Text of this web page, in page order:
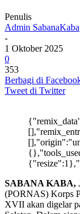
Penulis
Admin SabanaKaba
-
1 Oktober 2025
0
353
Berbagi di
Tweet di Twitter
SABANA KABA,
(PORNAS) Korps
XVII akan digelar